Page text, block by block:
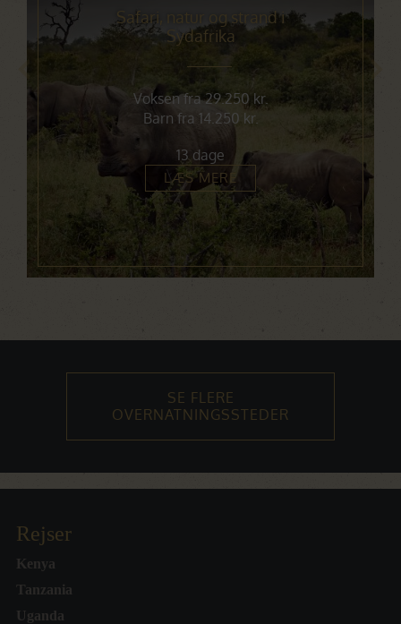
Safari, natur og strand i
Sydafrika
Voksen fra 29.250 kr.
Barn fra 14.250 kr.
13 dage
LÆS MERE
SE FLERE
OVERNATNINGSSTEDER
Rejser
Kenya
Tanzania
Uganda